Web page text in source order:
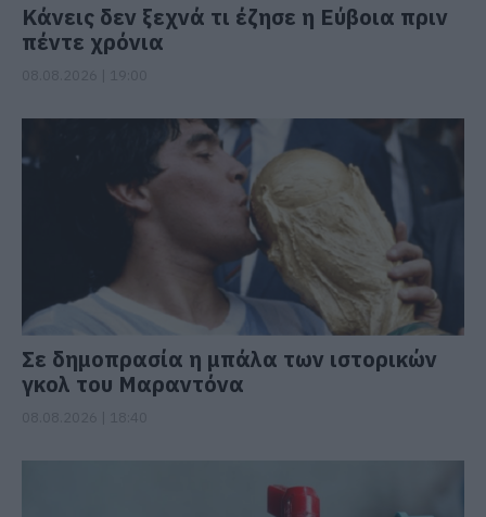
Κάνεις δεν ξεχνά τι έζησε η Εύβοια πριν
πέντε χρόνια
Σε δημοπρασία η μπάλα των ιστορικών
γκολ του Μαραντόνα